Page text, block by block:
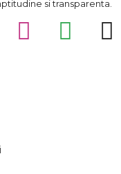
si transparenta.